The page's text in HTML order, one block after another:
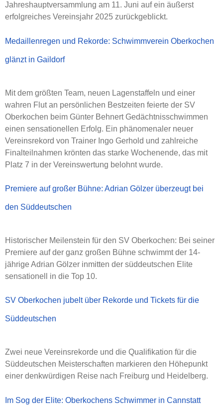
Jahreshauptversammlung am 11. Juni auf ein äußerst
erfolgreiches Vereinsjahr 2025 zurückgeblickt.
Medaillenregen und Rekorde: Schwimmverein Oberkochen
glänzt in Gaildorf
Mit dem größten Team, neuen Lagenstaffeln und einer
wahren Flut an persönlichen Bestzeiten feierte der SV
Oberkochen beim Günter Behnert Gedächtnisschwimmen
einen sensationellen Erfolg. Ein phänomenaler neuer
Vereinsrekord von Trainer Ingo Gerhold und zahlreiche
Finalteilnahmen krönten das starke Wochenende, das mit
Platz 7 in der Vereinswertung belohnt wurde.
Premiere auf großer Bühne: Adrian Gölzer überzeugt bei
den Süddeutschen
Historischer Meilenstein für den SV Oberkochen: Bei seiner
Premiere auf der ganz großen Bühne schwimmt der 14-
jährige Adrian Gölzer inmitten der süddeutschen Elite
sensationell in die Top 10.
SV Oberkochen jubelt über Rekorde und Tickets für die
Süddeutschen
Zwei neue Vereinsrekorde und die Qualifikation für die
Süddeutschen Meisterschaften markieren den Höhepunkt
einer denkwürdigen Reise nach Freiburg und Heidelberg.
Im Sog der Elite: Oberkochens Schwimmer in Cannstatt